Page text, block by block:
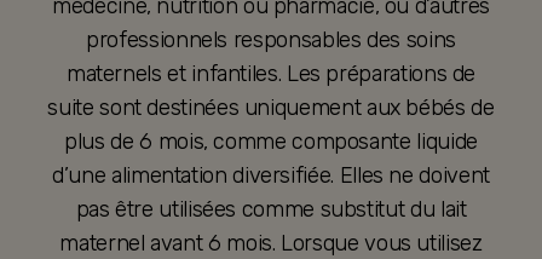
médecine, nutrition ou pharmacie, ou d’autres
professionnels responsables des soins
maternels et infantiles. Les préparations de
suite sont destinées uniquement aux bébés de
plus de 6 mois, comme composante liquide
d’une alimentation diversifiée. Elles ne doivent
pas être utilisées comme substitut du lait
maternel avant 6 mois. Lorsque vous utilisez